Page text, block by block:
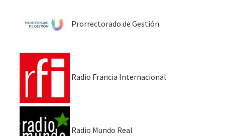
Prorrectorado de Gestión
Radio Francia Internacional
Radio Mundo Real